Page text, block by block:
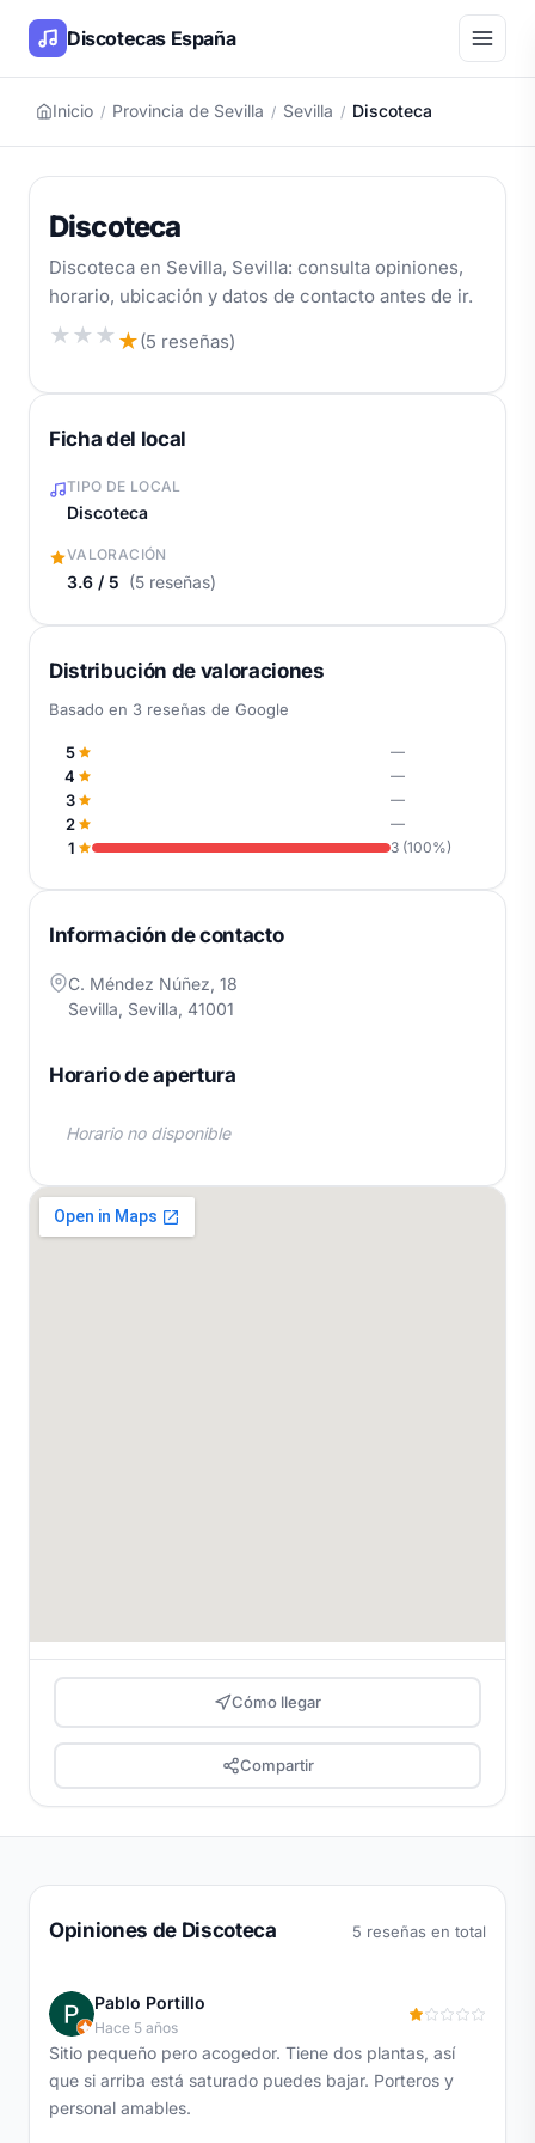
Discotecas España
Inicio / Provincia de Sevilla / Sevilla / Discoteca
Discoteca
Discoteca en Sevilla, Sevilla: consulta opiniones,
horario, ubicación y datos de contacto antes de ir.
★ ★ ★ ★(5 reseñas)
Ficha del local
TIPO DE LOCAL
Discoteca
VALORACIÓN
3.6 / 5 (5 reseñas)
Distribución de valoraciones
Basado en 3 reseñas de Google
5 —
4 —
3 —
2 —
1 3 (100%)
Información de contacto
C. Méndez Núñez, 18
Sevilla, Sevilla, 41001
Horario de apertura
Horario no disponible
Cómo llegar
Compartir
Opiniones de Discoteca 5 reseñas en total
Pablo Portillo
Hace 5 años
Sitio pequeño pero acogedor. Tiene dos plantas, así
que si arriba está saturado puedes bajar. Porteros y
personal amables.